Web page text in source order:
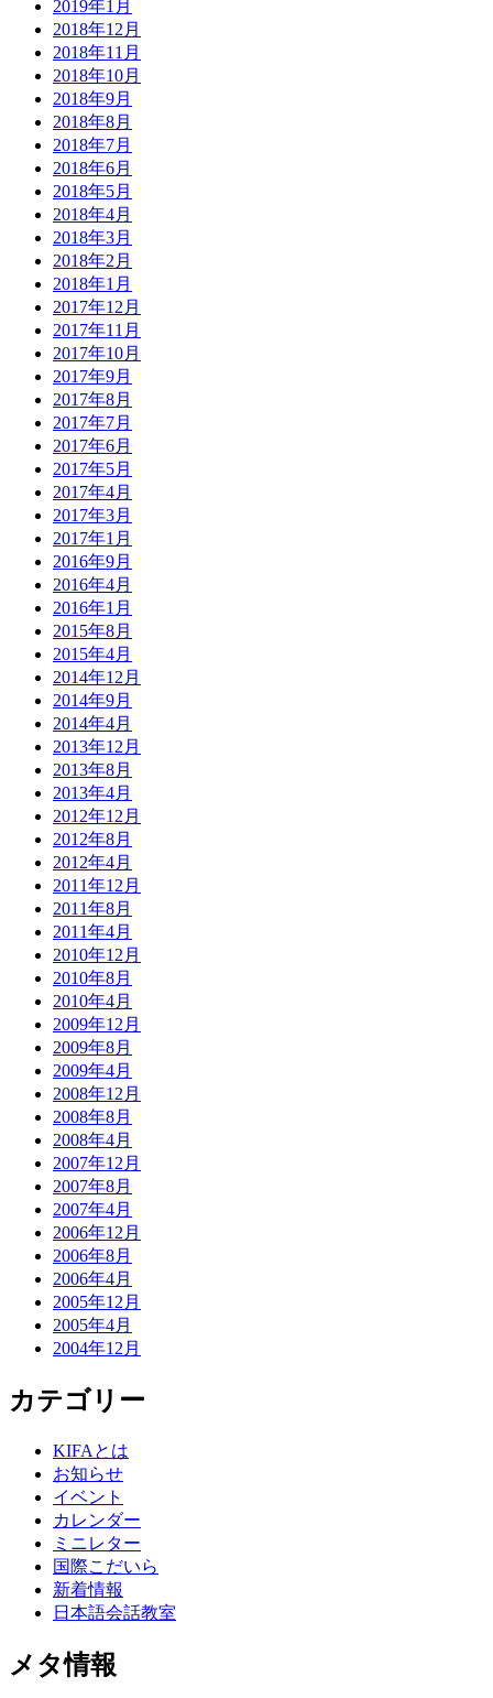
2019年1月
2018年12月
2018年11月
2018年10月
2018年9月
2018年8月
2018年7月
2018年6月
2018年5月
2018年4月
2018年3月
2018年2月
2018年1月
2017年12月
2017年11月
2017年10月
2017年9月
2017年8月
2017年7月
2017年6月
2017年5月
2017年4月
2017年3月
2017年1月
2016年9月
2016年4月
2016年1月
2015年8月
2015年4月
2014年12月
2014年9月
2014年4月
2013年12月
2013年8月
2013年4月
2012年12月
2012年8月
2012年4月
2011年12月
2011年8月
2011年4月
2010年12月
2010年8月
2010年4月
2009年12月
2009年8月
2009年4月
2008年12月
2008年8月
2008年4月
2007年12月
2007年8月
2007年4月
2006年12月
2006年8月
2006年4月
2005年12月
2005年4月
2004年12月
カテゴリー
KIFAとは
お知らせ
イベント
カレンダー
ミニレター
国際こだいら
新着情報
日本語会話教室
メタ情報